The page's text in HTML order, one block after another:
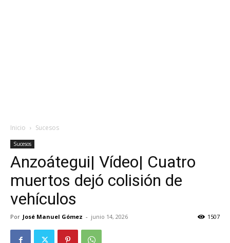
Inicio Sucesos
Sucesos
Anzoátegui| Vídeo| Cuatro
muertos dejó colisión de
vehículos
Por José Manuel Gómez - junio 14, 2026 1507